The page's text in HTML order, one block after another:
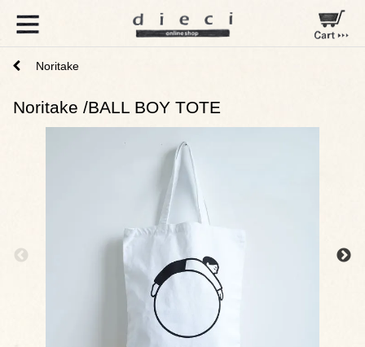
Noritake
Noritake /BALL BOY TOTE